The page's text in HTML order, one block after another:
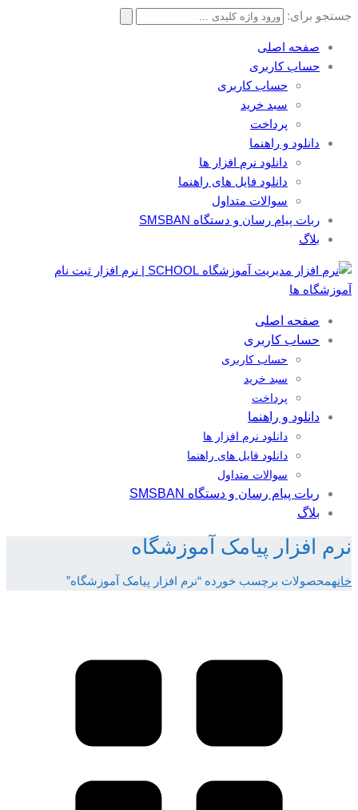
جستجو برای:
صفحه اصلی
حساب کاربری
حساب کاربری
سبد خرید
پرداخت
دانلود و راهنما
دانلود نرم افزار ها
دانلود فایل های راهنما
سوالات متداول
ربات پیام رسان و دستگاه SMSBAN
بلاگ
صفحه اصلی
حساب کاربری
حساب کاربری
سبد خرید
پرداخت
دانلود و راهنما
دانلود نرم افزار ها
دانلود فایل های راهنما
سوالات متداول
ربات پیام رسان و دستگاه SMSBAN
بلاگ
نرم افزار پیامک آموزشگاه
خانهمحصولات برچسب خورده “نرم افزار پیامک آموزشگاه”